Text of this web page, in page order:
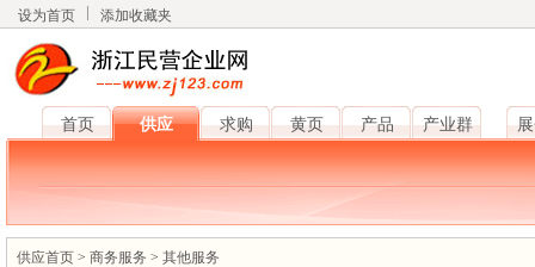
设为首页 添加收藏夹
首页 供应 求购 黄页 产品 产业群
供应首页 > 商务服务 > 其他服务